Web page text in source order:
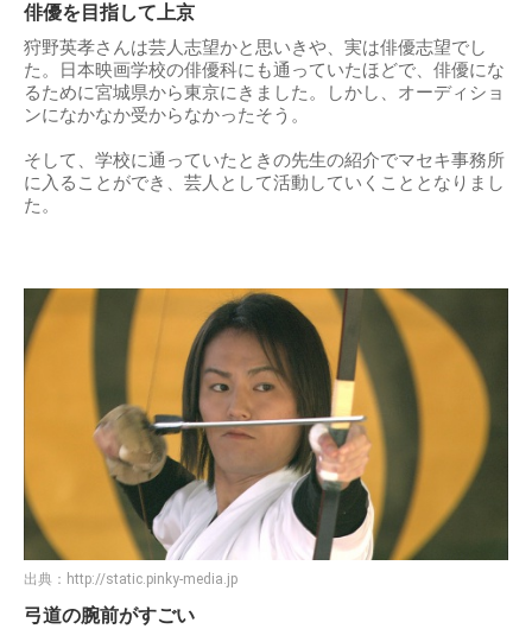
俳優を目指して上京
狩野英孝さんは芸人志望かと思いきや、実は俳優志望でし
た。日本映画学校の俳優科にも通っていたほどで、俳優にな
るために宮城県から東京にきました。しかし、オーディショ
ンになかなか受からなかったそう。
そして、学校に通っていたときの先生の紹介でマセキ事務所
に入ることができ、芸人として活動していくこととなりまし
た。
出典： http://static.pinky-media.jp
弓道の腕前がすごい